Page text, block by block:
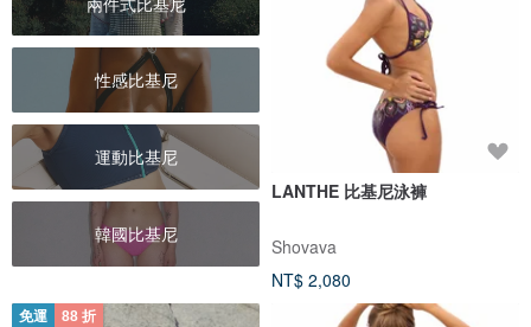
性感比基尼
運動比基尼
韓國比基尼
LANTHE 比基尼泳褲
Shovava
NT$ 2,080
免運 88 折